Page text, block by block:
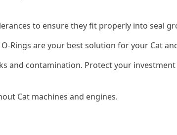
to ensure they fit properly into seal
Rings are your best solution for your Cat
and contamination. Protect your investment
Cat machines and engines.